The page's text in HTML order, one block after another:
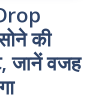
की
जानें वजह